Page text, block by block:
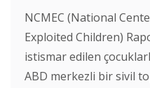
NCMEC (National
Exploited Children)
istismar edilen
ABD merkezli bir sivil